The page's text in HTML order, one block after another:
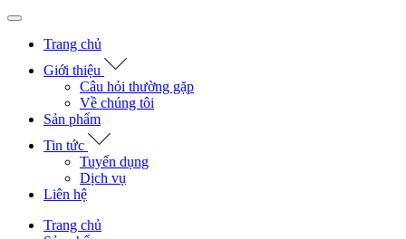
Trang chủ
Giới thiệu
Câu hỏi thường gặp
Về chúng tôi
Sản phẩm
Tin tức
Tuyển dụng
Dịch vụ
Liên hệ
Trang chủ